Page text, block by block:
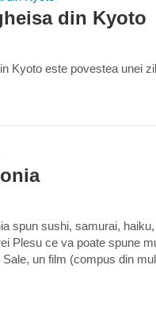
din Kyoto
Kyoto este povestea unei
spun sushi, samurai,
Plesu ce va poate spune
Sale, un film (compus din